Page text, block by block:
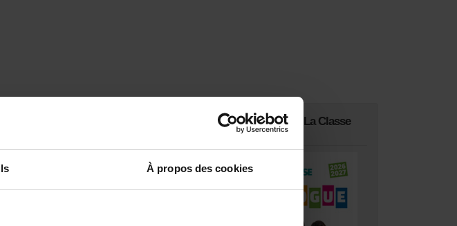
À propos des cookies
Catalogue Editions La Classe
2026-27